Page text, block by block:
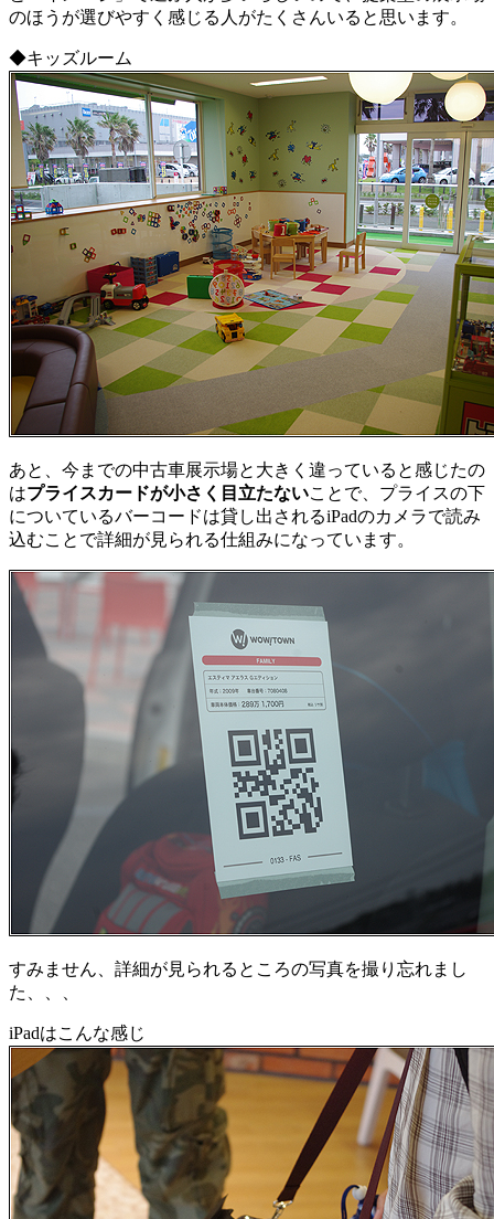
のほうが選びやすく感じる人がたくさんいると思います。
◆キッズルーム
あと、今までの中古車展示場と大きく違っていると感じたの
はプライスカードが小さく目立たないことで、プライスの下
についているバーコードは貸し出されるiPadのカメラで読み
込むことで詳細が見られる仕組みになっています。
すみません、詳細が見られるところの写真を撮り忘れまし
た、、、
iPadはこんな感じ